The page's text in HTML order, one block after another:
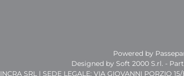
Powered by
Designed by Soft 2000 S.rl. -
INCRA SRL | SEDE LEGALE: VIA GIOVANNI PORZIO